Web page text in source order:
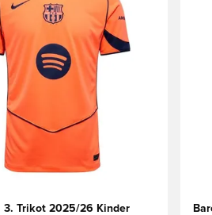
3. Trikot 2025/26 Kinder